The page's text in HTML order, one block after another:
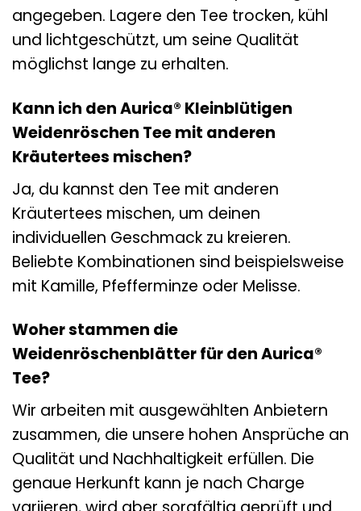
angegeben. Lagere den Tee trocken, kühl
und lichtgeschützt, um seine Qualität
möglichst lange zu erhalten.
Kann ich den Aurica® Kleinblütigen
Weidenröschen Tee mit anderen
Kräutertees mischen?
Ja, du kannst den Tee mit anderen
Kräutertees mischen, um deinen
individuellen Geschmack zu kreieren.
Beliebte Kombinationen sind beispielsweise
mit Kamille, Pfefferminze oder Melisse.
Woher stammen die
Weidenröschenblätter für den Aurica®
Tee?
Wir arbeiten mit ausgewählten Anbietern
zusammen, die unsere hohen Ansprüche an
Qualität und Nachhaltigkeit erfüllen. Die
genaue Herkunft kann je nach Charge